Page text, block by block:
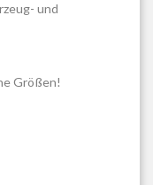
und
Größen!